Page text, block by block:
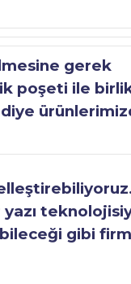
gerek
poşeti ile
gibi